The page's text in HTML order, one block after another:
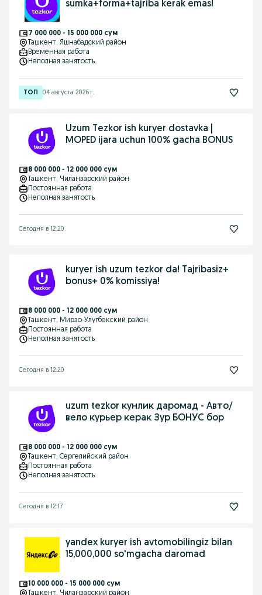
sumka+forma+tajriba kerak emas!
7 000 000 - 15 000 000 сум
Ташкент, Яшнабадский район
Временная работа
Неполная занятость
04 августа 2026 г.
Uzum Tezkor ish kuryer dostavka |
MOPED ijara uchun 100% gacha BONUS
8 000 000 - 12 000 000 сум
Ташкент, Чиланзарский район
Постоянная работа
Неполная занятость
Сегодня в 12:20
kuryer ish uzum tezkor da! Tajribasiz+
bonus+ 0% komissiya!
8 000 000 - 12 000 000 сум
Ташкент, Мирзо-Улугбекский район
Постоянная работа
Неполная занятость
Сегодня в 12:20
uzum tezkor кунлик даромад - Авто/
вело курьер керак Зур БОНУС бор
8 000 000 - 12 000 000 сум
Ташкент, Сергелийский район
Постоянная работа
Неполная занятость
Сегодня в 12:17
yandex kuryer ish avtomobilingiz bilan
15,000,000 so'mgacha daromad
10 000 000 - 15 000 000 сум
Ташкент, Чиланзарский район